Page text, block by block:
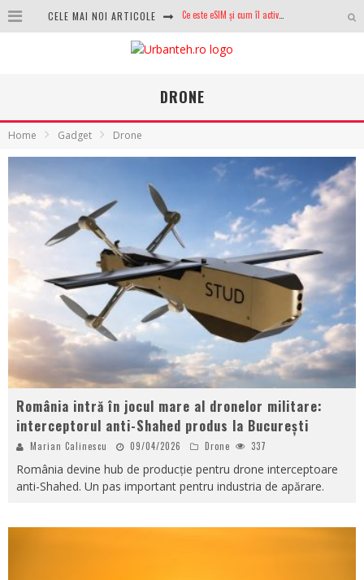
CELE MAI NOI ARTICOLE 100 GB de internet mobil gratuit de la Orange. Fără contract, fără acte și fără obligații
NVIDIA avertizează: memoria RAM și SSD-urile ar putea deveni și mai scumpe în perioada următoare
DRONE
Home Gadget Drone
România intră în jocul mare al dronelor militare:
interceptorul anti-Shahed produs la București
Marian Calinescu 09/04/2026 Drone 337
România devine hub de producție pentru drone interceptoare
anti-Shahed. Un pas important pentru industria de apărare.